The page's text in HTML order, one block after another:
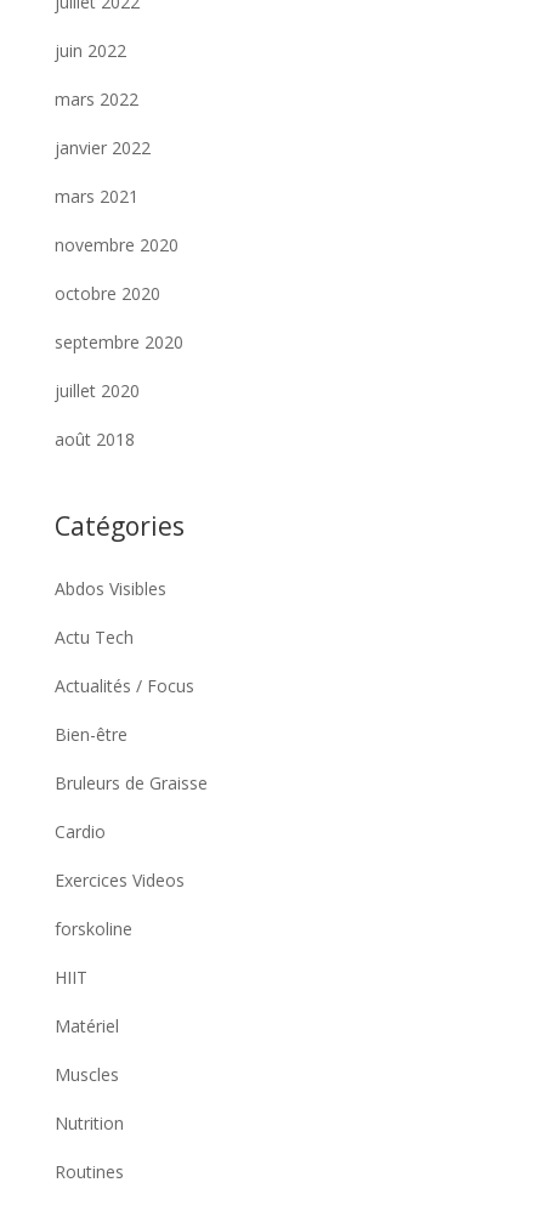
juin 2022
mars 2022
janvier 2022
mars 2021
novembre 2020
octobre 2020
septembre 2020
juillet 2020
août 2018
Catégories
Abdos Visibles
Actu Tech
Actualités / Focus
Bien-être
Bruleurs de Graisse
Cardio
Exercices Videos
forskoline
HIIT
Matériel
Muscles
Nutrition
Routines